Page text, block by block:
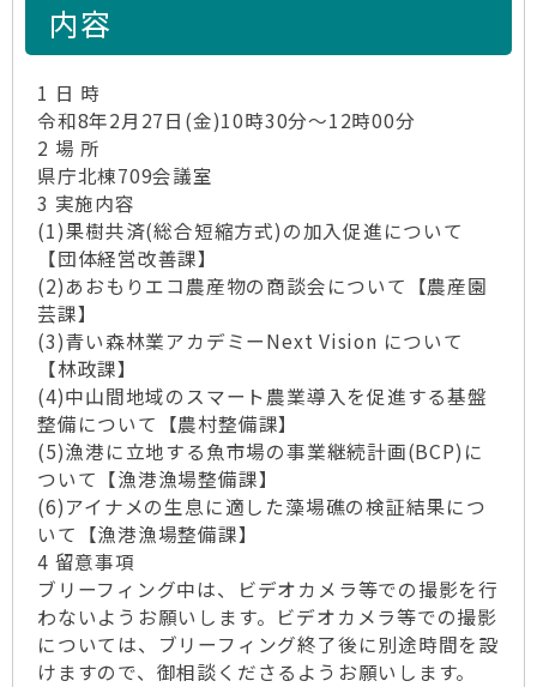
内容
1 日 時
令和8年2月27日(金)10時30分～12時00分
2 場 所
県庁北棟709会議室
3 実施内容
(1)果樹共済(総合短縮方式)の加入促進について
【団体経営改善課】
(2)あおもりエコ農産物の商談会について【農産園
芸課】
(3)青い森林業アカデミーNext Vision について
【林政課】
(4)中山間地域のスマート農業導入を促進する基盤
整備について【農村整備課】
(5)漁港に立地する魚市場の事業継続計画(BCP)に
ついて【漁港漁場整備課】
(6)アイナメの生息に適した藻場礁の検証結果につ
いて【漁港漁場整備課】
4 留意事項
ブリーフィング中は、ビデオカメラ等での撮影を行
わないようお願いします。ビデオカメラ等での撮影
については、ブリーフィング終了後に別途時間を設
けますので、御相談くださるようお願いします。